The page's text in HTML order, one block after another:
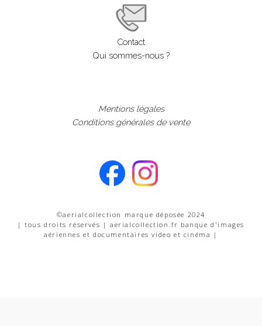
Contact
Qui sommes-nous ?
Mentions légales
Conditions générales de vente
©aerialcollection marque déposée 2024
| tous droits réservés | aerialcollection.fr banque d'images
aériennes et documentaires video et cinéma |